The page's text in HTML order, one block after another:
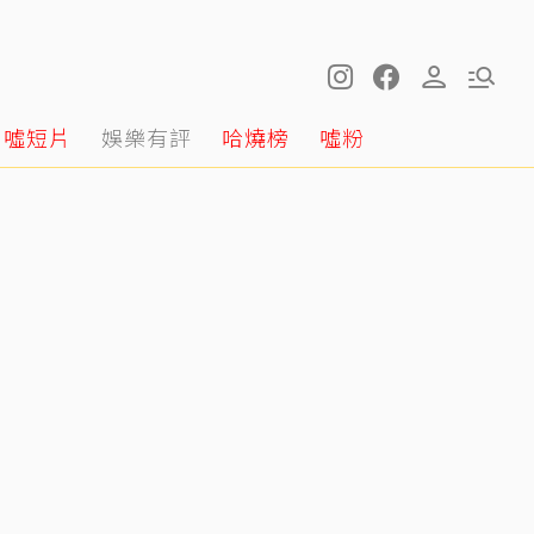
噓短片 娛樂有評 哈燒榜 噓粉